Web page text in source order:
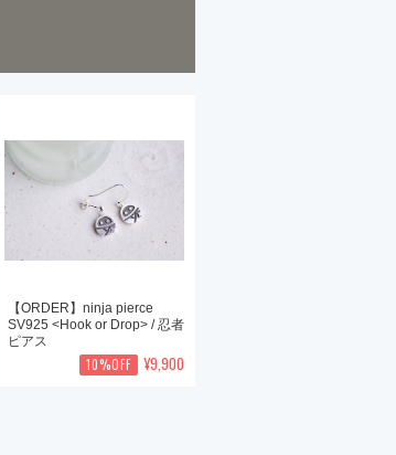
【ORDER】ninja pierce
SV925 <Hook or Drop> / 忍者
ピアス
10%OFF ¥9,900